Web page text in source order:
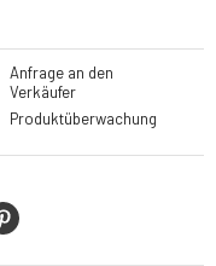
Anfrage an den
Verkäufer
Produktüberwachung